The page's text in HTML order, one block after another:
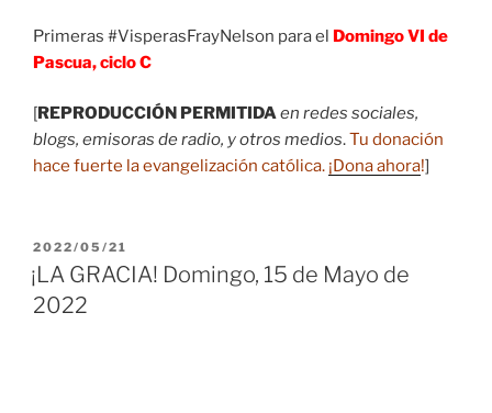
Primeras #VisperasFrayNelson para el Domingo VI de
Pascua, ciclo C
[REPRODUCCIÓN PERMITIDAen redes sociales,
blogs, emisoras de radio, y otros medios.Tu donación
hace fuerte la evangelización católica. ¡Dona ahora!]
PUBLICADO
EL
2022/05/21
¡LA GRACIA! Domingo, 15 de Mayo de
2022